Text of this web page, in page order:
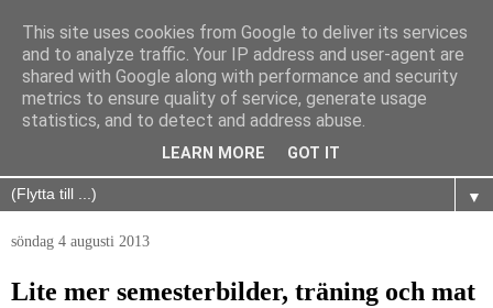
▼
söndag 4 augusti 2013
Lite mer semesterbilder, träning och mat
This site uses cookies from Google to deliver its services
and to analyze traffic. Your IP address and user-agent are
shared with Google along with performance and security
metrics to ensure quality of service, generate usage
statistics, and to detect and address abuse.
LEARN MORE GOT IT